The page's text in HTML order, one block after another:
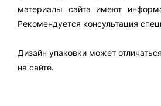
материалы сайта имеют
Рекомендуется консультация
Дизайн упаковки может
на сайте.